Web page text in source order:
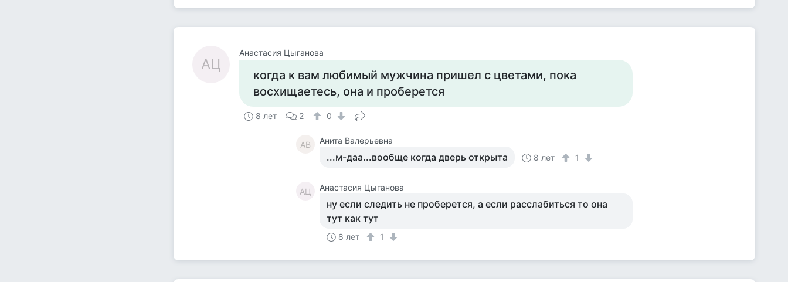
АЦ
Анастасия Цыганова
когда к вам любимый мужчина пришел с цветами, пока
восхищаетесь, она и проберется
8 лет 2 0
АВ Анита Валерьевна
...м-даа...вообще когда дверь открыта 8 лет 1
АЦ Анастасия Цыганова
ну если следить не проберется, а если расслабиться то она
тут как тут
8 лет 1